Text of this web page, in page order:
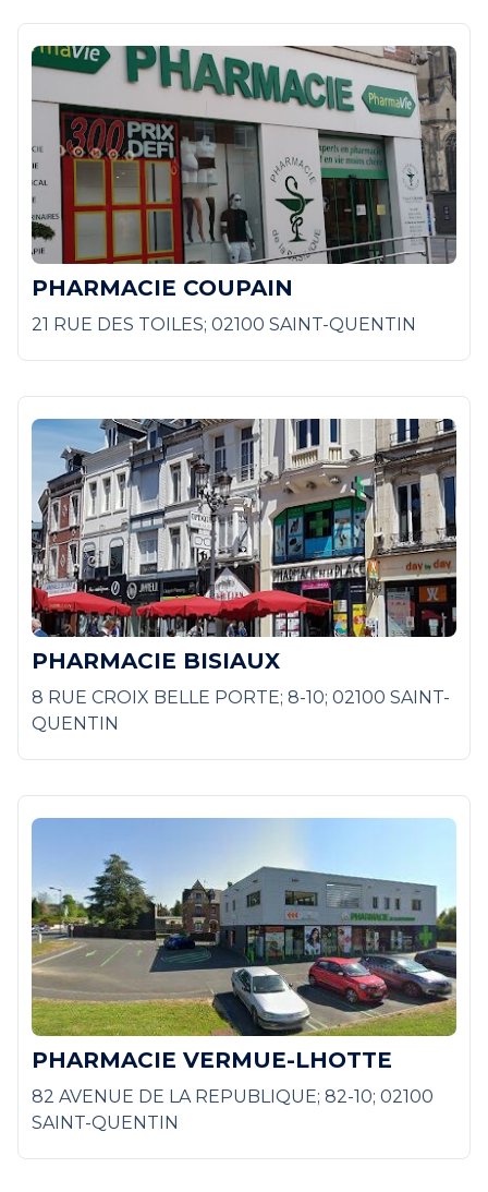
PHARMACIE COUPAIN
21 RUE DES TOILES; 02100 SAINT-QUENTIN
PHARMACIE BISIAUX
8 RUE CROIX BELLE PORTE; 8-10; 02100 SAINT-
QUENTIN
PHARMACIE VERMUE-LHOTTE
82 AVENUE DE LA REPUBLIQUE; 82-10; 02100
SAINT-QUENTIN